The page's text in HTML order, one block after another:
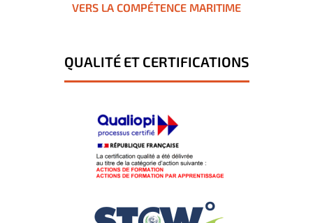
VERS LA COMPÉTENCE MARITIME
QUALITÉ ET CERTIFICATIONS